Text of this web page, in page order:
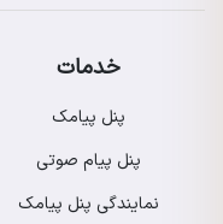
خدمات
پنل پیامک
پنل پیام صوتی
نمایندگی پنل پیامک